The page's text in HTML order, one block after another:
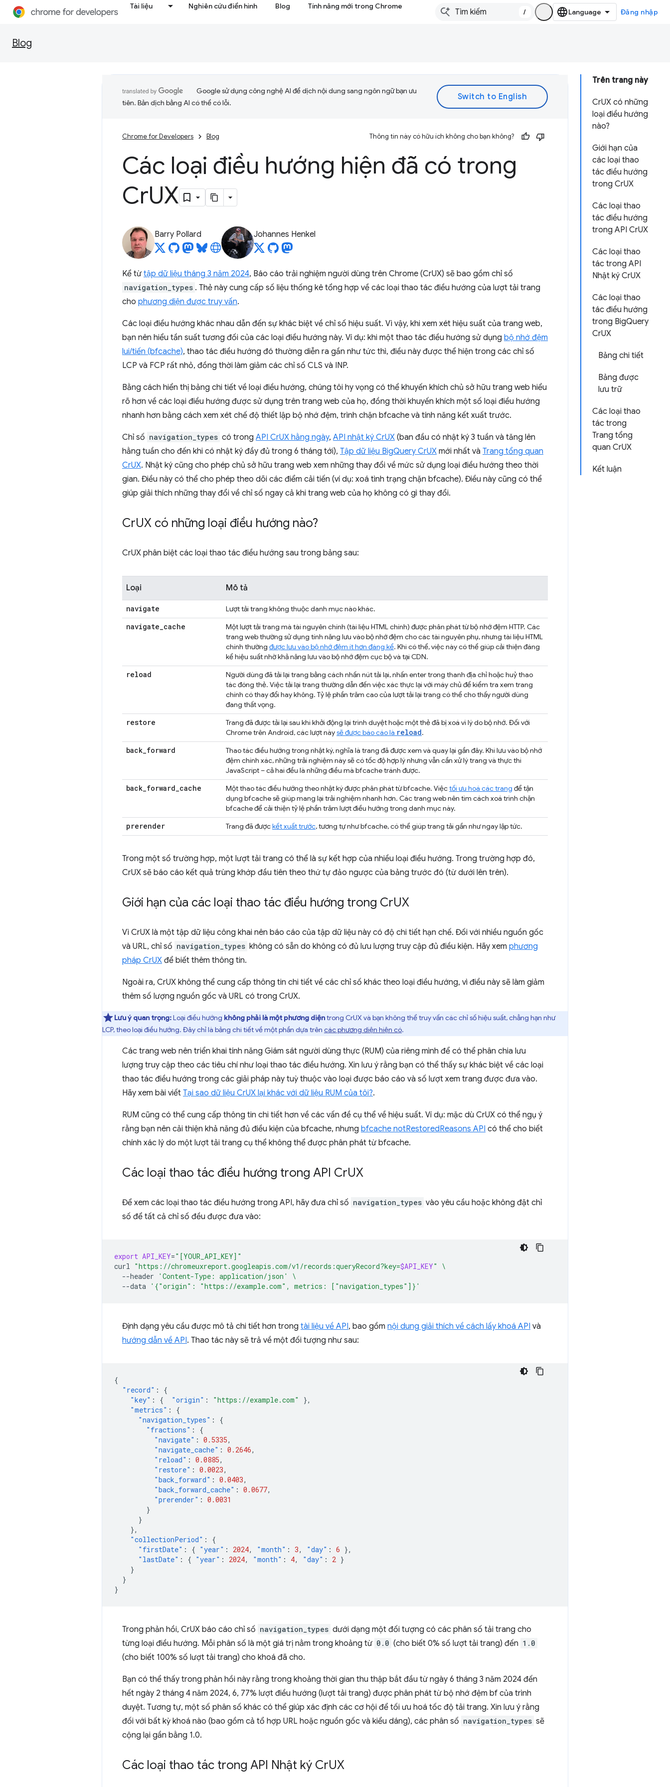
Tài liệu Nghiên cứu điển hình Blog Tính năng mới trong Chrome
/ Đăng nhập
Blog
Trên trang này
CrUX có những
loại điều hướng
nào?
Giới hạn của
các loại thao
tác điều hướng
trong CrUX
Các loại thao
tác điều hướng
trong API CrUX
Các loại thao
tác trong API
Nhật ký CrUX
Các loại thao
tác điều hướng
trong BigQuery
CrUX
Bảng chi tiết
Bảng được
lưu trữ
Các loại thao
tác trong
Trang tổng
quan CrUX
Kết luận
Google sử dụng công nghệ AI để dịch nội dung sang ngôn ngữ bạn ưu
tiên. Bản dịch bằng AI có thể có lỗi.
Chrome for Developers Blog Thông tin này có hữu ích không cho bạn không?
Các loại điều hướng hiện đã có trong
CrUX
Barry Pollard Johannes Henkel
Kể từ tập dữ liệu tháng 3 năm 2024, Báo cáo trải nghiệm người dùng trên Chrome (CrUX) sẽ bao gồm chỉ số
navigation_types . Thẻ này cung cấp số liệu thống kê tổng hợp về các loại thao tác điều hướng của lượt tải trang
cho phương diện được truy vấn.
Các loại điều hướng khác nhau dẫn đến sự khác biệt về chỉ số hiệu suất. Vì vậy, khi xem xét hiệu suất của trang web,
bạn nên hiểu tần suất tương đối của các loại điều hướng này. Ví dụ: khi một thao tác điều hướng sử dụng bộ nhớ đệm
lui/tiến (bfcache), thao tác điều hướng đó thường diễn ra gần như tức thì, điều này được thể hiện trong các chỉ số
LCP và FCP rất nhỏ, đồng thời làm giảm các chỉ số CLS và INP.
Bằng cách hiển thị bảng chi tiết về loại điều hướng, chúng tôi hy vọng có thể khuyến khích chủ sở hữu trang web hiểu
rõ hơn về các loại điều hướng được sử dụng trên trang web của họ, đồng thời khuyến khích một số loại điều hướng
nhanh hơn bằng cách xem xét chế độ thiết lập bộ nhớ đệm, trình chặn bfcache và tính năng kết xuất trước.
Chỉ số navigation_types có trong API CrUX hằng ngày, API nhật ký CrUX (ban đầu có nhật ký 3 tuần và tăng lên
hằng tuần cho đến khi có nhật ký đầy đủ trong 6 tháng tới), Tập dữ liệu BigQuery CrUX mới nhất và Trang tổng quan
CrUX. Nhật ký cũng cho phép chủ sở hữu trang web xem những thay đổi về mức sử dụng loại điều hướng theo thời
gian. Điều này có thể cho phép theo dõi các điểm cải tiến (ví dụ: xoá tình trạng chặn bfcache). Điều này cũng có thể
giúp giải thích những thay đổi về chỉ số ngay cả khi trang web của họ không có gì thay đổi.
CrUX có những loại điều hướng nào?
CrUX phân biệt các loại thao tác điều hướng sau trong bảng sau:
Loại Mô tả
navigate Lượt tải trang không thuộc danh mục nào khác.
navigate_cache
Một lượt tải trang mà tài nguyên chính (tài liệu HTML chính) được phân phát từ bộ nhớ đệm HTTP. Các
trang web thường sử dụng tính năng lưu vào bộ nhớ đệm cho các tài nguyên phụ, nhưng tài liệu HTML
chính thường được lưu vào bộ nhớ đệm ít hơn đáng kể. Khi có thể, việc này có thể giúp cải thiện đáng
kể hiệu suất nhờ khả năng lưu vào bộ nhớ đệm cục bộ và tại CDN.
reload
Người dùng đã tải lại trang bằng cách nhấn nút tải lại, nhấn enter trong thanh địa chỉ hoặc huỷ thao
tác đóng thẻ. Việc tải lại trang thường dẫn đến việc xác thực lại với máy chủ để kiểm tra xem trang
chính có thay đổi hay không. Tỷ lệ phần trăm cao của lượt tải lại trang có thể cho thấy người dùng
đang thất vọng.
restore
Trang đã được tải lại sau khi khởi động lại trình duyệt hoặc một thẻ đã bị xoá vì lý do bộ nhớ. Đối với
Chrome trên Android, các lượt nàysẽ được báo cáo là reload.
back_forward
Thao tác điều hướng trong nhật ký, nghĩa là trang đã được xem và quay lại gần đây. Khi lưu vào bộ nhớ
đệm chính xác, những trải nghiệm này sẽ có tốc độ hợp lý nhưng vẫn cần xử lý trang và thực thi
JavaScript – cả hai đều là những điều mà bfcache tránh được.
back_forward_cache Một thao tác điều hướng theo nhật ký được phân phát từ bfcache. Việctối ưu hoá các trang để tận
dụng bfcache sẽ giúp mang lại trải nghiệm nhanh hơn. Các trang web nên tìm cách xoá trình chặn
bfcache để cải thiện tỷ lệ phần trăm lượt điều hướng trong danh mục này.
prerender Trang đã đượckết xuất trước, tương tự như bfcache, có thể giúp trang tải gần như ngay lập tức.
Trong một số trường hợp, một lượt tải trang có thể là sự kết hợp của nhiều loại điều hướng. Trong trường hợp đó,
CrUX sẽ báo cáo kết quả trùng khớp đầu tiên theo thứ tự đảo ngược của bảng trước đó (từ dưới lên trên).
Giới hạn của các loại thao tác điều hướng trong CrUX
Vì CrUX là một tập dữ liệu công khai nên báo cáo của tập dữ liệu này có độ chi tiết hạn chế. Đối với nhiều nguồn gốc
và URL, chỉ số navigation_types không có sẵn do không có đủ lưu lượng truy cập đủ điều kiện. Hãy xem phương
pháp CrUX để biết thêm thông tin.
Ngoài ra, CrUX không thể cung cấp thông tin chi tiết về các chỉ số khác theo loại điều hướng, vì điều này sẽ làm giảm
thêm số lượng nguồn gốc và URL có trong CrUX.
Lưu ý quan trọng:Loại điều hướng không phải là một phương diệntrong CrUX và bạn không thể truy vấn các chỉ số hiệu suất, chẳng hạn như
LCP, theo loại điều hướng. Đây chỉ là bảng chi tiết về một phần dựa trên các phương diện hiện có.
Các trang web nên triển khai tính năng Giám sát người dùng thực (RUM) của riêng mình để có thể phân chia lưu
lượng truy cập theo các tiêu chí như loại thao tác điều hướng. Xin lưu ý rằng bạn có thể thấy sự khác biệt về các loại
thao tác điều hướng trong các giải pháp này tuỳ thuộc vào loại được báo cáo và số lượt xem trang được đưa vào.
Hãy xem bài viết Tại sao dữ liệu CrUX lại khác với dữ liệu RUM của tôi?.
RUM cũng có thể cung cấp thông tin chi tiết hơn về các vấn đề cụ thể về hiệu suất. Ví dụ: mặc dù CrUX có thể ngụ ý
rằng bạn nên cải thiện khả năng đủ điều kiện của bfcache, nhưng bfcache notRestoredReasons API có thể cho biết
chính xác lý do một lượt tải trang cụ thể không thể được phân phát từ bfcache.
Các loại thao tác điều hướng trong API CrUX
Để xem các loại thao tác điều hướng trong API, hãy đưa chỉ số navigation_types vào yêu cầu hoặc không đặt chỉ
số để tất cả chỉ số đều được đưa vào:
export API_KEY="[YOUR_API_KEY]"
curl "https://chromeuxreport.googleapis.com/v1/records:queryRecord?key=$API_KEY"
\
--header
'Content-Type: application/json'
\
--data '{"origin": "https://example.com", metrics: ["navigation_types"]}'
Định dạng yêu cầu được mô tả chi tiết hơn trong tài liệu về API, bao gồm nội dung giải thích về cách lấy khoá API và
hướng dẫn về API. Thao tác này sẽ trả về một đối tượng như sau:
{
"record" :
{
"key" : { "origin" : "https://example.com"
},
"metrics" :
{
"navigation_types" :
{
"fractions" :
{
"navigate" : 0.5335,
"navigate_cache" : 0.2646,
"reload" : 0.0885,
"restore" : 0.0023,
"back_forward" : 0.0403,
"back_forward_cache" : 0.0677,
"prerender" : 0.0031
}
}
},
"collectionPeriod" :
{
"firstDate" : { "year" : 2024, "month" : 3, "day" : 6 },
"lastDate" : { "year" : 2024, "month" : 4, "day" : 2 }
}
}
}
Trong phản hồi, CrUX báo cáo chỉ số navigation_types dưới dạng một đối tượng có các phân số tải trang cho
từng loại điều hướng. Mỗi phân số là một giá trị nằm trong khoảng từ 0.0 (cho biết 0% số lượt tải trang) đến 1.0
(cho biết 100% số lượt tải trang) cho khoá đã cho.
Bạn có thể thấy trong phản hồi này rằng trong khoảng thời gian thu thập bắt đầu từ ngày 6 tháng 3 năm 2024 đến
hết ngày 2 tháng 4 năm 2024, 6, 77% lượt điều hướng (lượt tải trang) được phân phát từ bộ nhớ đệm bf của trình
duyệt. Tương tự, một số phân số khác có thể giúp xác định các cơ hội để tối ưu hoá tốc độ tải trang. Xin lưu ý rằng
đối với bất kỳ khoá nào (bao gồm cả tổ hợp URL hoặc nguồn gốc và kiểu dáng), các phân số navigation_types sẽ
cộng lại gần bằng 1.0.
Các loại thao tác trong API Nhật ký CrUX